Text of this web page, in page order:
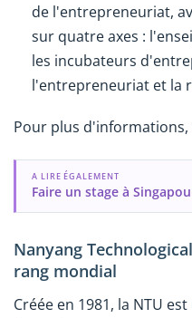
de l'entrepreneuriat,
sur quatre axes :
les incubateurs
l'entrepreneuriat et la
Pour plus d'informations,
A LIRE ÉGALEMENT
Faire un stage à
Nanyang
rang mondial
Créée en 1981, la NTU